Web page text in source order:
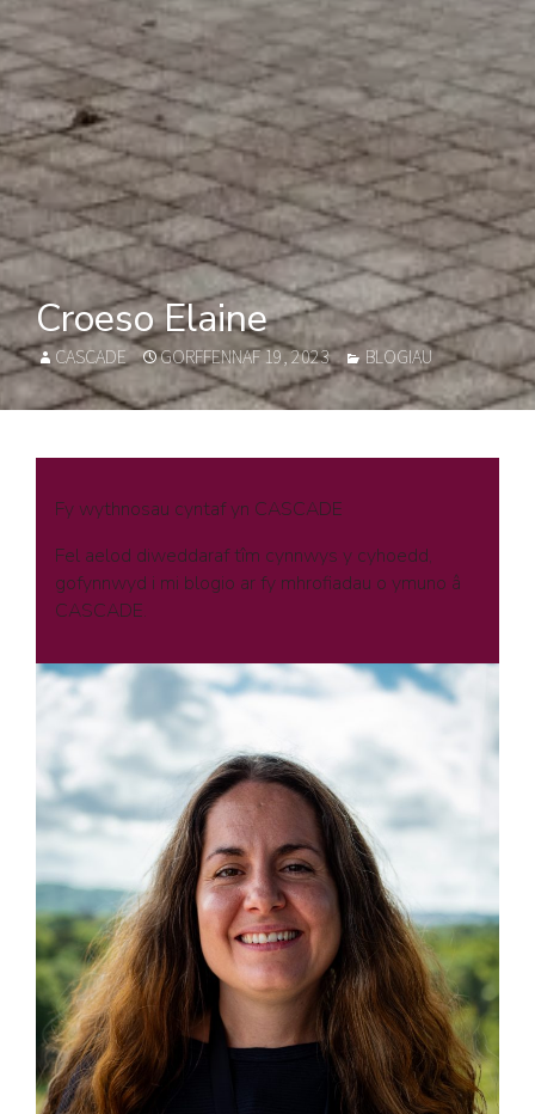
Croeso Elaine
AUTHOR
CASCADE
POSTED
GORFFENNAF 19, 2023 CATEGORIES
BLOGIAU
Fy wythnosau cyntaf yn CASCADE
Fel aelod diweddaraf tîm cynnwys y cyhoedd,
gofynnwyd i mi blogio ar fy mhrofiadau o ymuno â
CASCADE.